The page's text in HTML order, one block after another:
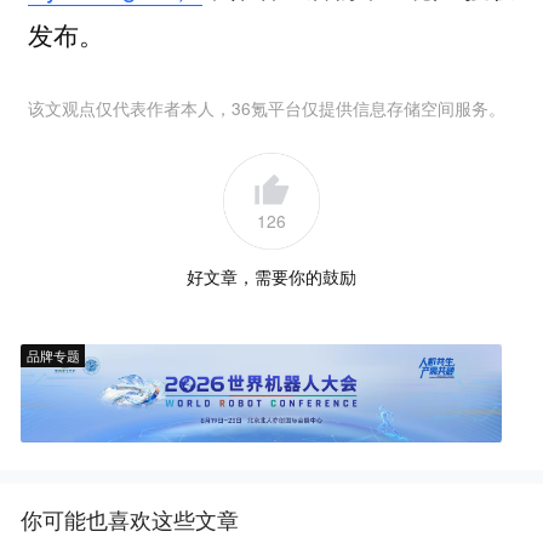
发布。
该文观点仅代表作者本人，36氪平台仅提供信息存储空间服务。
126
好文章，需要你的鼓励
品牌专题
你可能也喜欢这些文章